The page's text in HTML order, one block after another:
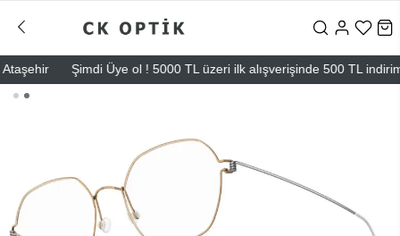
Şimdi Üye ol ! 5000 TL üzeri ilk alışverişinde 500 TL indirim